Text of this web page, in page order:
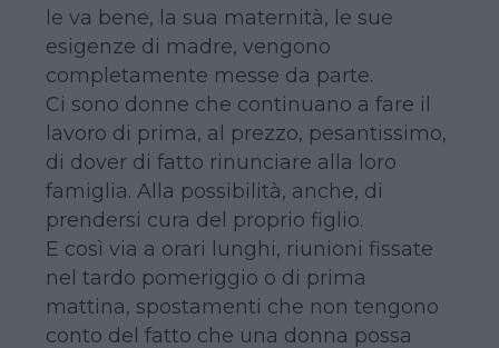
le va bene, la sua maternità, le sue
esigenze di madre, vengono
completamente messe da parte.
Ci sono donne che continuano a fare il
lavoro di prima, al prezzo, pesantissimo,
di dover di fatto rinunciare alla loro
famiglia. Alla possibilità, anche, di
prendersi cura del proprio figlio.
E così via a orari lunghi, riunioni fissate
nel tardo pomeriggio o di prima
mattina, spostamenti che non tengono
conto del fatto che una donna possa